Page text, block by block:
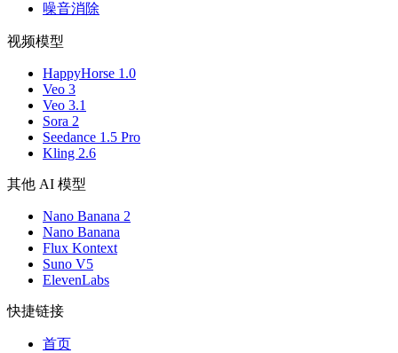
噪音消除
视频模型
HappyHorse 1.0
Veo 3
Veo 3.1
Sora 2
Seedance 1.5 Pro
Kling 2.6
其他 AI 模型
Nano Banana 2
Nano Banana
Flux Kontext
Suno V5
ElevenLabs
快捷链接
首页